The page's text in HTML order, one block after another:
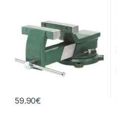
59.90€